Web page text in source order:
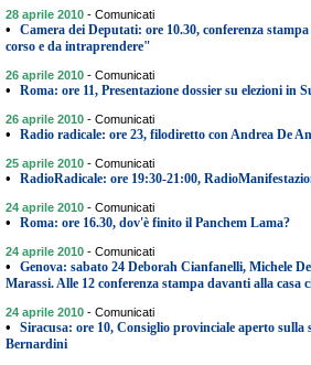
28 aprile 2010 - Comunicati
•
Camera dei Deputati: ore 10.30, conferenza
corso e da intraprendere"
26 aprile 2010 - Comunicati
• Roma: ore 11, Presentazione dossier su elezioni in
26 aprile 2010 - Comunicati
• Radio radicale: ore 23, filodiretto con Andrea De
25 aprile 2010 - Comunicati
• RadioRadicale: ore 19:30-21:00,
24 aprile 2010 - Comunicati
• Roma: ore 16.30, dov'è finito il Panchem Lama?
24 aprile 2010 - Comunicati
•
Genova: sabato 24 Deborah Cianfanelli, Michele
Marassi. Alle 12 conferenza stampa davanti alla casa
24 aprile 2010 - Comunicati
•
Siracusa: ore 10, Consiglio provinciale aperto
Bernardini